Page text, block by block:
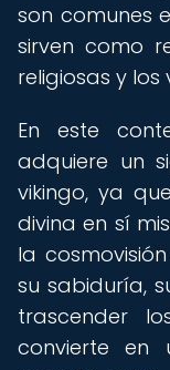
son comunes
sirven como
religiosas y
En este
adquiere un
vikingo, ya
divina en sí
la
su sabiduría,
trascender
convierte en